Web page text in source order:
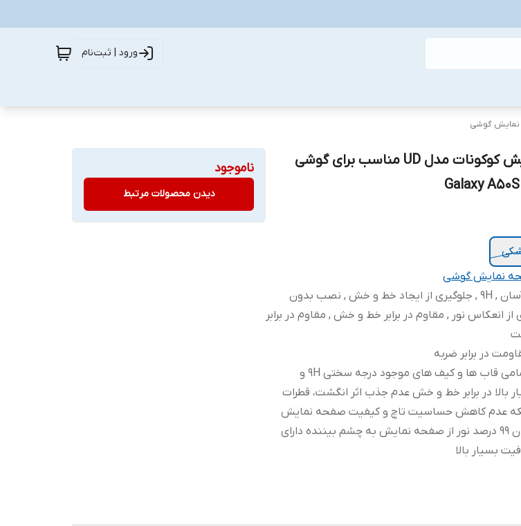
ورود | ثبت‌نام
نمایش گوشی
محافظ صفحه نمایش کوکونات مدل UD مناسب برای گوشی
نمایش گوشی
قابلیت نصب آسان , 9H , جلوگیری از ایجاد خط و خش , نصب بدون
انعکاس نور , مقاوم در برابر خط و خش , مقاوم در برابر
در برابر ضربه
سازگاری با تمامی قاب ها و کیف های موجود درجه سختی 9H و
بالا در برابر خط و خش عدم جذب اثر انگشت، قطرات
عدم کاهش حساسیت تاچ و کیفیت صفحه نمایش
قابلیت رد کردن 99 درصد نور از صفحه نمایش به چشم بیننده دارای
بسیار بالا
ناموجود
دیدن محصولات مرتبط